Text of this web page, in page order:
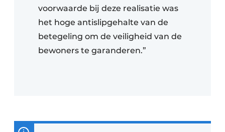
voorwaarde bij deze realisatie was
het hoge antislipgehalte van de
betegeling om de veiligheid van de
bewoners te garanderen.”